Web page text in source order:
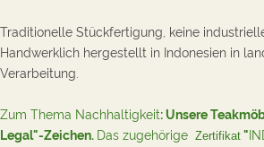
Traditionelle Stückfertigung, keine
Handwerklich hergestellt in Indonesien in
Verarbeitung.
Zum Thema Nachhaltigkeit: Unsere
Legal"-Zeichen. Das zugehörige Zertifikat "